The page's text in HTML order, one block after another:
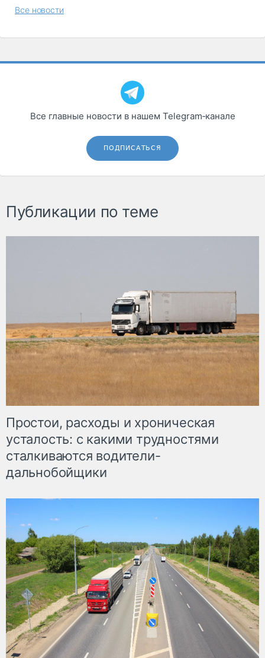
Все новости
Все главные новости в нашем Telegram‑канале
ПОДПИСАТЬСЯ
Публикации по теме
Простои, расходы и хроническая
усталость: с какими трудностями
сталкиваются водители-
дальнобойщики